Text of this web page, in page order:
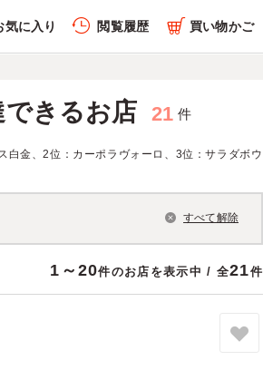
気に入り 閲覧履歴 買い物かご
きるお店 21 件
金、2位：カーポラヴォーロ、3位：サラダボウ
すべて解除
1～20件のお店を表示中 / 全21件